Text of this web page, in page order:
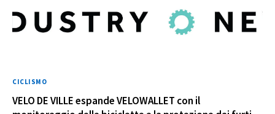
CICLISMO
VELO DE VILLE espande VELOWALLET con il